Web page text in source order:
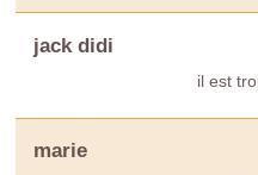
jack didi
il est
marie